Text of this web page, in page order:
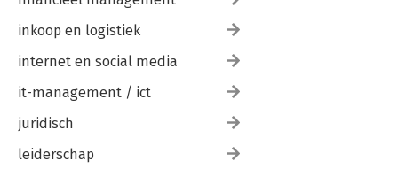
Slotwoord — 179
Literatuur — 183
inkoop en logistiek
internet en social media
it-management / ict
juridisch
leiderschap